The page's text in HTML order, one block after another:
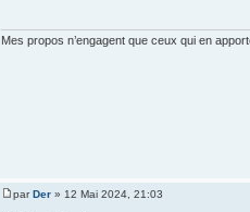
Mes propos n’engagent que ceux qui en
parDer» 12 Mai 2024, 21:03